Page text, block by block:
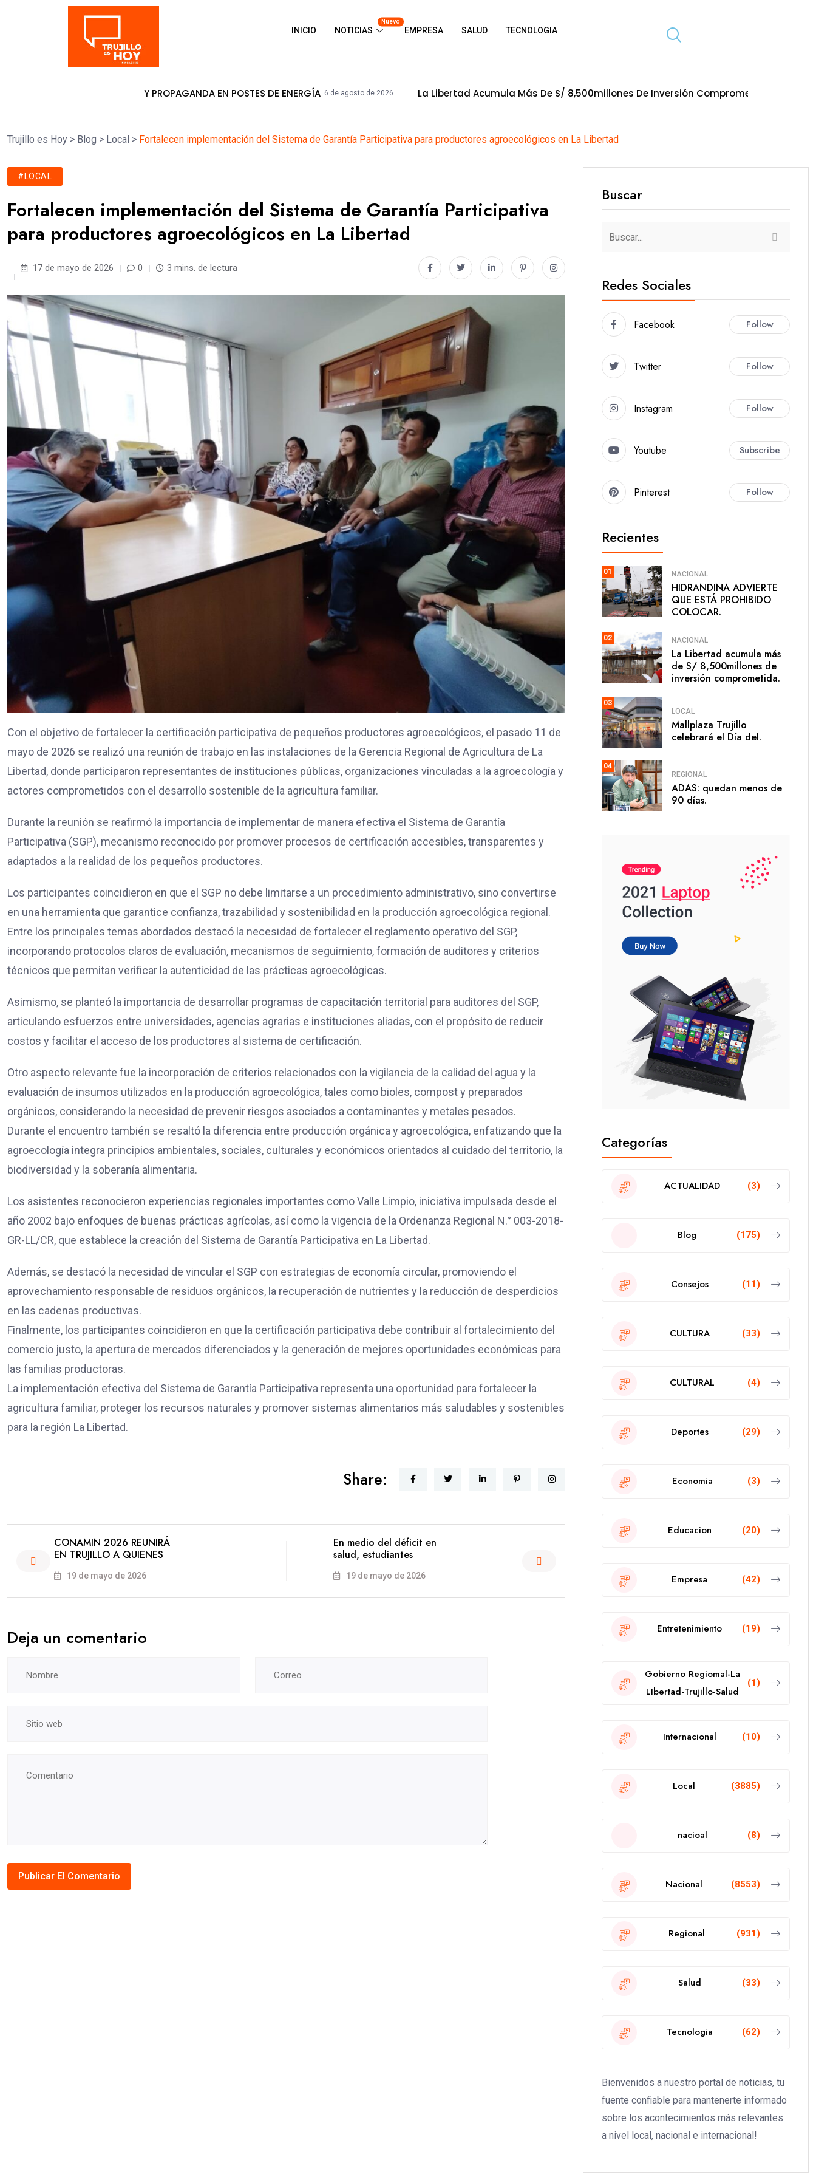
INICIO NOTICIAS
Nuevo
EMPRESA SALUD TECNOLOGIA
PANCARTAS Y PROPAGANDA EN POSTES DE ENERGÍA 6 de agosto de 2026 La Libertad Acumula Más De S/ 8,500millones De Inversión Comprometida En Obras
Trujillo es Hoy > Blog > Local > Fortalecen implementación del Sistema de Garantía Participativa para productores agroecológicos en La Libertad
#LOCAL
Fortalecen implementación del Sistema de Garantía Participativa
para productores agroecológicos en La Libertad
17 de mayo de 2026 0 3 mins. de lectura
Con el objetivo de fortalecer la certificación participativa de pequeños productores agroecológicos, el pasado 11 de
mayo de 2026 se realizó una reunión de trabajo en las instalaciones de la Gerencia Regional de Agricultura de La
Libertad, donde participaron representantes de instituciones públicas, organizaciones vinculadas a la agroecología y
actores comprometidos con el desarrollo sostenible de la agricultura familiar.
Durante la reunión se reafirmó la importancia de implementar de manera efectiva el Sistema de Garantía
Participativa (SGP), mecanismo reconocido por promover procesos de certificación accesibles, transparentes y
adaptados a la realidad de los pequeños productores.
Los participantes coincidieron en que el SGP no debe limitarse a un procedimiento administrativo, sino convertirse
en una herramienta que garantice confianza, trazabilidad y sostenibilidad en la producción agroecológica regional.
Entre los principales temas abordados destacó la necesidad de fortalecer el reglamento operativo del SGP,
incorporando protocolos claros de evaluación, mecanismos de seguimiento, formación de auditores y criterios
técnicos que permitan verificar la autenticidad de las prácticas agroecológicas.
Asimismo, se planteó la importancia de desarrollar programas de capacitación territorial para auditores del SGP,
articulando esfuerzos entre universidades, agencias agrarias e instituciones aliadas, con el propósito de reducir
costos y facilitar el acceso de los productores al sistema de certificación.
Otro aspecto relevante fue la incorporación de criterios relacionados con la vigilancia de la calidad del agua y la
evaluación de insumos utilizados en la producción agroecológica, tales como bioles, compost y preparados
orgánicos, considerando la necesidad de prevenir riesgos asociados a contaminantes y metales pesados.
Durante el encuentro también se resaltó la diferencia entre producción orgánica y agroecológica, enfatizando que la
agroecología integra principios ambientales, sociales, culturales y económicos orientados al cuidado del territorio, la
biodiversidad y la soberanía alimentaria.
Los asistentes reconocieron experiencias regionales importantes como Valle Limpio, iniciativa impulsada desde el
año 2002 bajo enfoques de buenas prácticas agrícolas, así como la vigencia de la Ordenanza Regional N.° 003-2018-
GR-LL/CR, que establece la creación del Sistema de Garantía Participativa en La Libertad.
Además, se destacó la necesidad de vincular el SGP con estrategias de economía circular, promoviendo el
aprovechamiento responsable de residuos orgánicos, la recuperación de nutrientes y la reducción de desperdicios
en las cadenas productivas.
Finalmente, los participantes coincidieron en que la certificación participativa debe contribuir al fortalecimiento del
comercio justo, la apertura de mercados diferenciados y la generación de mejores oportunidades económicas para
las familias productoras.
La implementación efectiva del Sistema de Garantía Participativa representa una oportunidad para fortalecer la
agricultura familiar, proteger los recursos naturales y promover sistemas alimentarios más saludables y sostenibles
para la región La Libertad.
Share:
CONAMIN 2026 REUNIRÁ
EN TRUJILLO A QUIENES
19 de mayo de 2026
En medio del déficit en
salud, estudiantes
19 de mayo de 2026
Deja un comentario
Buscar
Redes Sociales
Facebook Follow
Twitter Follow
Instagram Follow
Youtube Subscribe
Pinterest Follow
Recientes
01 NACIONAL
HIDRANDINA ADVIERTE
QUE ESTÁ PROHIBIDO
COLOCAR.
02 NACIONAL
La Libertad acumula más
de S/ 8,500millones de
inversión comprometida.
03
LOCAL
Mallplaza Trujillo
celebrará el Día del.
04
REGIONAL
ADAS: quedan menos de
90 días.
Categorías
ACTUALIDAD (3)
Blog (175)
Consejos (11)
CULTURA (33)
CULTURAL (4)
Deportes (29)
Economia (3)
Educacion (20)
Empresa (42)
Entretenimiento (19)
Gobierno Regiomal-La
LIbertad-Trujillo-Salud
(1)
Internacional (10)
Local (3885)
nacioal (8)
Nacional (8553)
Regional (931)
Salud (33)
Tecnologia (62)
Bienvenidos a nuestro portal de noticias, tu
fuente confiable para mantenerte informado
sobre los acontecimientos más relevantes
a nivel local, nacional e internacional!